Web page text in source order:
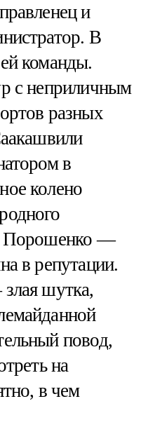
и
В
команды.
с неприличным
разных
в
колено
Порошенко —
в репутации.
шутка,
повод,
на
в чем